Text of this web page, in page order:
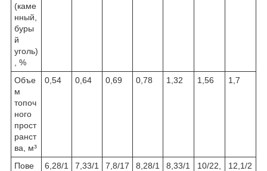
(каме
нный,
буры
й
уголь)
, %
Объе
м
топоч
ного
прост
ранст
ва, м³
0,54 0,64 0,69 0,78 1,32 1,56 1,7
Пове
6,28/1
7,33/1
7,8/17
8,28/1
8,33/1
10/22,
12,1/2